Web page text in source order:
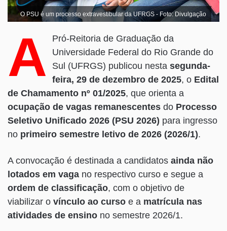
O PSU é um processo extravestibular da UFRGS - Foto: Divulgação
Prazo e forma de envio da
documentação
Homologação, vínculo e
Datas de matrícula
previstas para 2026/1
Entenda o que é o PSU
dúvidas
A
Pró-Reitoria de Graduação da
Universidade Federal do Rio Grande do
Sul (UFRGS) publicou nesta segunda-
feira, 29 de dezembro de 2025, o Edital
de Chamamento nº 01/2025, que orienta a
ocupação de vagas remanescentes do Processo
Seletivo Unificado 2026 (PSU 2026) para ingresso
no primeiro semestre letivo de 2026 (2026/1).
A convocação é destinada a candidatos ainda não
lotados em vaga no respectivo curso e segue a
ordem de classificação, com o objetivo de
viabilizar o vínculo ao curso e a matrícula nas
atividades de ensino no semestre 2026/1.